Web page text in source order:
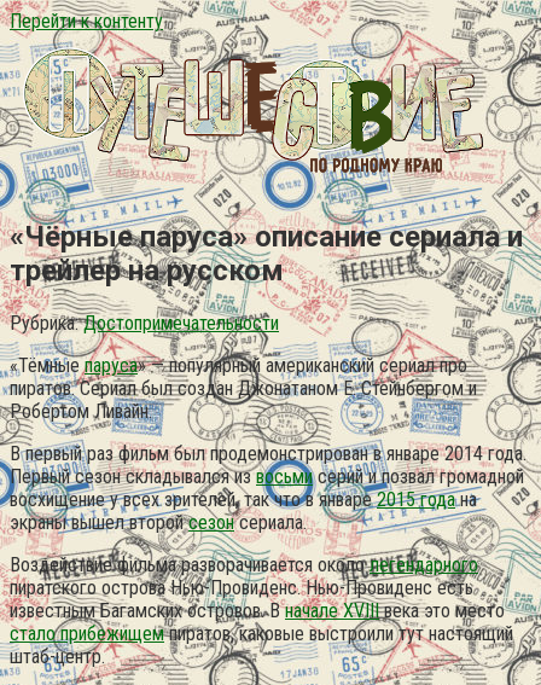
Перейти к контенту
«Чёрные паруса» описание сериала и
трейлер на русском
Рубрика: Достопримечательности
«Тёмныепаруса» — популярный американский сериал про
пиратов. Сериал был создан Джонатаном Е. Стейнбергом и
Робертом Ливайн.
В первый раз фильм был продемонстрирован в январе 2014 года.
Первый сезон складывался извосьмисерий и позвал громадной
восхищение у всех зрителей, так что в январе2015 годана
экраны вышел второйсезонсериала.
Воздействие фильма разворачивается окололегендарного
пиратского острова Нью-Провиденс. Нью-Провиденс есть
известным Багамских островов. Вначале XVIIIвека это место
стало прибежищемпиратов, каковые выстроили тут настоящий
штаб-центр.